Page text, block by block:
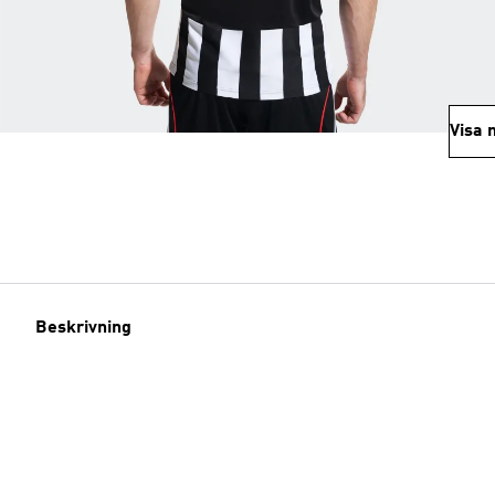
Visa
Beskrivning